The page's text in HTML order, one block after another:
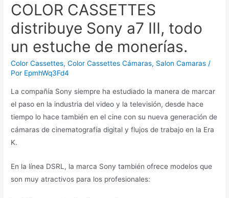
COLOR CASSETTES
distribuye Sony a7 III, todo
un estuche de monerías.
Color Cassettes,Color Cassettes Cámaras, Salon Camaras /
Por EpmhWq3Fd4
La compañía Sony siempre ha estudiado la manera de marcar
el paso en la industria del video y la televisión, desde hace
tiempo lo hace también en el cine con su nueva generación de
cámaras de cinematografía digital y flujos de trabajo en la Era
K.
En la línea DSRL, la marca Sony también ofrece modelos que
son muy atractivos para los profesionales: